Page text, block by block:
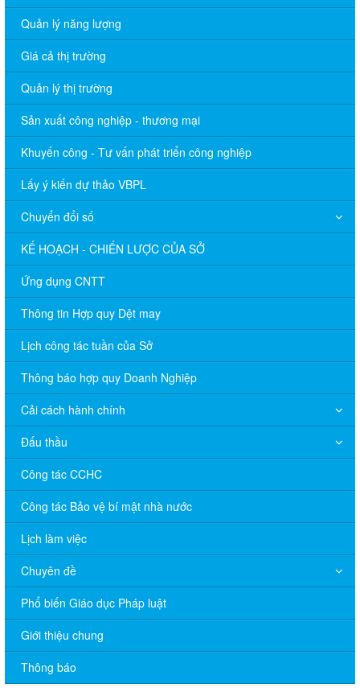
Quản lý năng lượng
Giá cả thị trường
Quản lý thị trường
Sản xuất công nghiệp - thương mại
Khuyến công - Tư vấn phát triển công nghiệp
Lấy ý kiến dự thảo VBPL
Chuyển đổi số
KẾ HOẠCH - CHIẾN LƯỢC CỦA SỞ
Ứng dụng CNTT
Thông tin Hợp quy Dệt may
Lịch công tác tuần của Sở
Thông báo hợp quy Doanh Nghiệp
Cải cách hành chính
Đấu thầu
Công tác CCHC
Công tác Bảo vệ bí mật nhà nước
Lịch làm việc
Chuyên đề
Phổ biến Giáo dục Pháp luật
Giới thiệu chung
Thông báo
V/v đề nghị báo cáo hệ thống phân phối, nhãn hiệu hàng hóa
và hoạt động mua bán khí trên địa bàn tỉnh năm 2025 (nhắc lần
2).